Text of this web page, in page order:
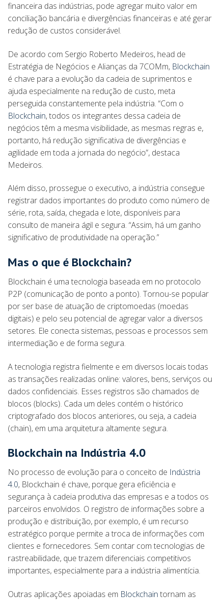
financeira das indústrias, pode agregar muito valor em
conciliação bancária e divergências financeiras e até gerar
redução de custos considerável.
De acordo com Sergio Roberto Medeiros, head de
Estratégia de Negócios e Alianças da 7COMm, Blockchain
é chave para a evolução da cadeia de suprimentos e
ajuda especialmente na redução de custo, meta
perseguida constantemente pela indústria. “Com o
Blockchain, todos os integrantes dessa cadeia de
negócios têm a mesma visibilidade, as mesmas regras e,
portanto, há redução significativa de divergências e
agilidade em toda a jornada do negócio”, destaca
Medeiros.
Além disso, prossegue o executivo, a indústria consegue
registrar dados importantes do produto como número de
série, rota, saída, chegada e lote, disponíveis para
consulto de maneira ágil e segura. “Assim, há um ganho
significativo de produtividade na operação.”
Mas o que é Blockchain?
Blockchain é uma tecnologia baseada em no protocolo
P2P (comunicação de ponto a ponto). Tornou-se popular
por ser base de atuação de criptomoedas (moedas
digitais) e pelo seu potencial de agregar valor a diversos
setores. Ele conecta sistemas, pessoas e processos sem
intermediação e de forma segura.
A tecnologia registra fielmente e em diversos locais todas
as transações realizadas online: valores, bens, serviços ou
dados confidenciais. Esses registros são chamados de
blocos (blocks). Cada um deles contém o histórico
criptografado dos blocos anteriores, ou seja, a cadeia
(chain), em uma arquitetura altamente segura.
Blockchain na Indústria 4.0
No processo de evolução para o conceito de Indústria
4.0, Blockchain é chave, porque gera eficiência e
segurança à cadeia produtiva das empresas e a todos os
parceiros envolvidos. O registro de informações sobre a
produção e distribuição, por exemplo, é um recurso
estratégico porque permite a troca de informações com
clientes e fornecedores. Sem contar com tecnologias de
rastreabilidade, que trazem diferenciais competitivos
importantes, especialmente para a indústria alimentícia.
Outras aplicações apoiadas em Blockchain tornam as